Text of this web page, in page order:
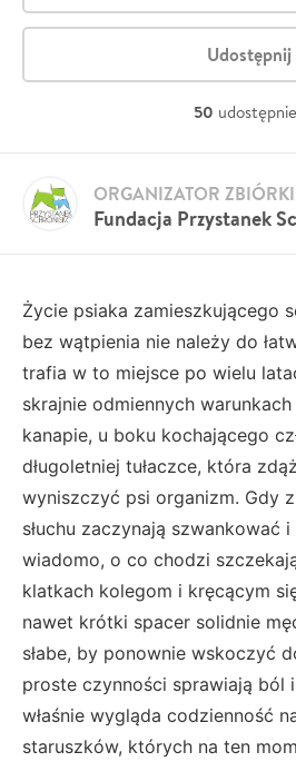
Udostępnij
50
Fundacja Przystanek
ORGANIZATOR ZBIÓRKI
Życie psiaka zamieszkującego
bez wątpienia nie należy do
trafia w to miejsce po wielu
skrajnie odmiennych
kanapie, u boku kochającego
długoletniej tułaczce, która
wyniszczyć psi organizm. Gdy
słuchu zaczynają szwankować
wiadomo, o co chodzi
klatkach kolegom i kręcącym
nawet krótki spacer solidnie
słabe, by ponownie wskoczyć
proste czynności sprawiają ból
właśnie wygląda codzienność
staruszków, których na ten